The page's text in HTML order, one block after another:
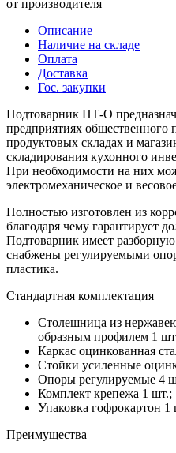
от производителя
Описание
Наличие на складе
Оплата
Доставка
Гос. закупки
Подтоварник ПТ-О
предприятиях общественного
продуктовых складах и
складирования кухонного
При необходимости на них
электромеханическое и
Полностью изготовлен из
благодаря чему гарантирует
Подтоварник имеет
снабжены регулируемыми
пластика.
Стандартная комплектация
Столешница из
образным профилем 1
Каркас оцинкованная
Стойки усиленные
Опоры регулируемые 4
Комплект крепежа 1 шт.;
Упаковка гофрокартон 1
Преимущества